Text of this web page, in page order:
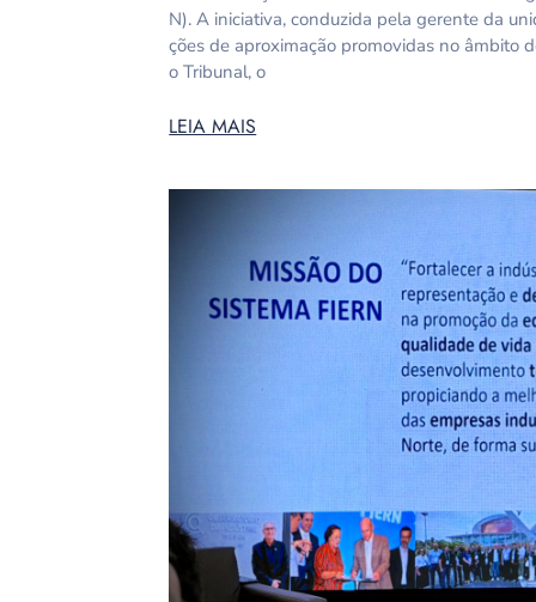
N). A iniciativa, conduzida pela gerente da
ções de aproximação promovidas no âmbito
o Tribunal, o
LEIA MAIS